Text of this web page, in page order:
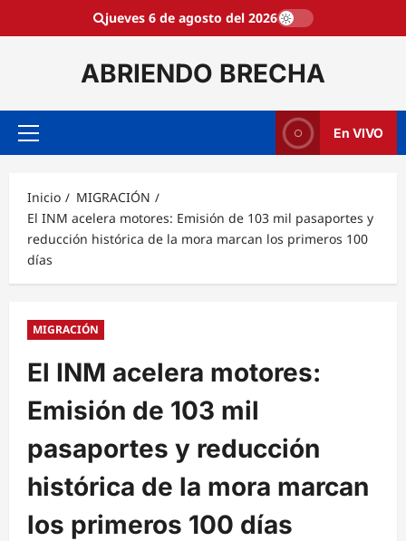
jueves 6 de agosto del 2026
ABRIENDO BRECHA
Menú
En VIVO
Inicio
MIGRACIÓN
El INM acelera motores: Emisión de 103 mil pasaportes y
reducción histórica de la mora marcan los primeros 100
días
MIGRACIÓN
El INM acelera motores:
Emisión de 103 mil
pasaportes y reducción
histórica de la mora marcan
los primeros 100 días